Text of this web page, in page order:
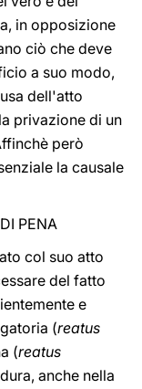
in opposizione
ciò che deve
a suo modo,
dell'atto
privazione di un
però
la causale
PENA
col suo atto
del fatto
e
(reatus
(reatus
anche nella